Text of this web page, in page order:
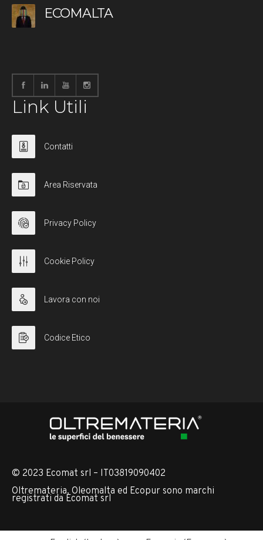
ECOMALTA
Link Utili
Contatti
Area Riservata
Privacy Policy
Cookie Policy
Lavora con noi
Codice Etico
© 2023 Ecomat srl – IT03819090402
Oltremateria, Oleomalta ed Ecopur sono marchi
registrati da Ecomat srl